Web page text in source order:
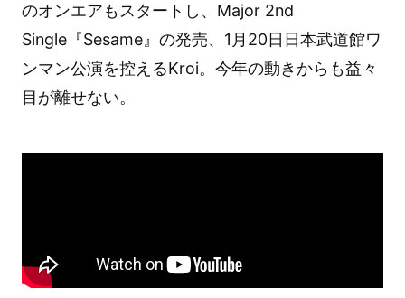
のオンエアもスタートし、Major 2nd
Single『Sesame』の発売、1月20日日本武道館ワ
ンマン公演を控えるKroi。今年の動きからも益々
目が離せない。